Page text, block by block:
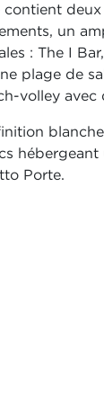
un
: The I
plage de
volley avec
Porte.